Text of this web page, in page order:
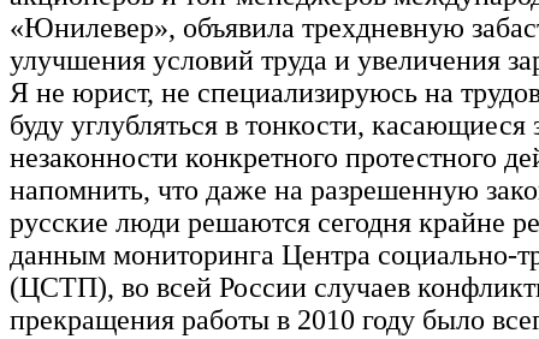
«Юнилевер», объявила трехдневную
улучшения условий труда и увеличения
Я не юрист, не специализируюсь на
буду углубляться в тонкости, касающиеся
незаконности конкретного протестного
напомнить, что даже на разрешенную
русские люди решаются сегодня крайне
данным мониторинга Центра социально-
(ЦСТП), во всей России случаев
прекращения работы в 2010 году было